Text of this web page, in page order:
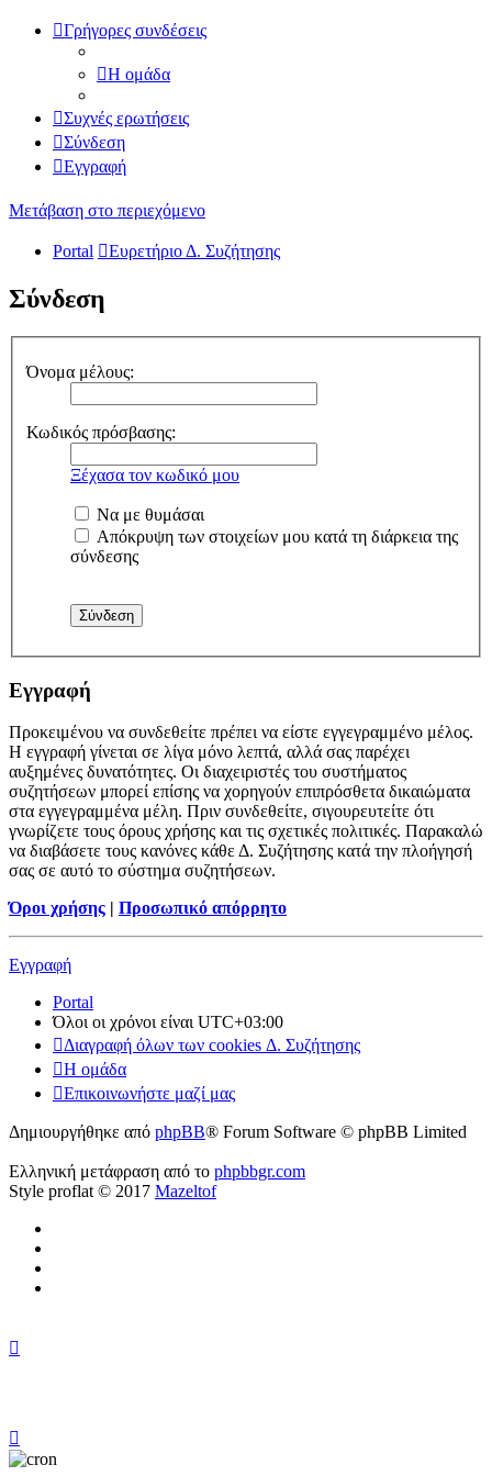
Γρήγορες συνδέσεις
Η ομάδα
Συχνές ερωτήσεις
Σύνδεση
Εγγραφή
Μετάβαση στο περιεχόμενο
Portal Ευρετήριο Δ. Συζήτησης
Σύνδεση
Όνομα μέλους:
Κωδικός πρόσβασης:
Ξέχασα τον κωδικό μου
Να με θυμάσαι
Απόκρυψη των στοιχείων μου κατά τη διάρκεια της
σύνδεσης
Εγγραφή
Προκειμένου να συνδεθείτε πρέπει να είστε εγγεγραμμένο μέλος.
Η εγγραφή γίνεται σε λίγα μόνο λεπτά, αλλά σας παρέχει
αυξημένες δυνατότητες. Οι διαχειριστές του συστήματος
συζητήσεων μπορεί επίσης να χορηγούν επιπρόσθετα δικαιώματα
στα εγγεγραμμένα μέλη. Πριν συνδεθείτε, σιγουρευτείτε ότι
γνωρίζετε τους όρους χρήσης και τις σχετικές πολιτικές. Παρακαλώ
να διαβάσετε τους κανόνες κάθε Δ. Συζήτησης κατά την πλοήγησή
σας σε αυτό το σύστημα συζητήσεων.
Όροι χρήσης | Προσωπικό απόρρητο
Εγγραφή
Portal
Όλοι οι χρόνοι είναι UTC+03:00
Διαγραφή όλων των cookies Δ. Συζήτησης
Η ομάδα
Επικοινωνήστε μαζί μας
Δημιουργήθηκε από phpBB® Forum Software © phpBB Limited
Ελληνική μετάφραση από το phpbbgr.com
Style proflat © 2017 Mazeltof